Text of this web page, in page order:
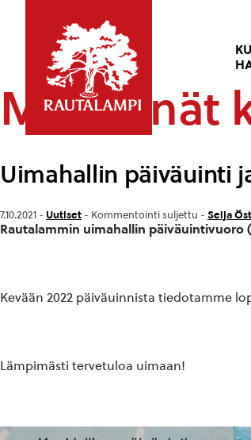
Merkinnät
Uimahallin päiväuinti
7.10.2021 - Uutiset - Kommentointi suljettu - Seija
Rautalammin uimahallin päiväuintivuoro
Kevään 2022 päiväuinnista tiedotamme
Lämpimästi tervetuloa uimaan!